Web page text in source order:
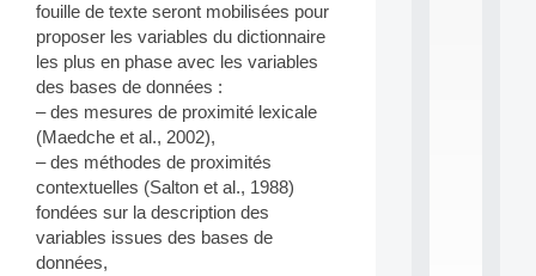
fouille de texte seront mobilisées pour
proposer les variables du dictionnaire
les plus en phase avec les variables
des bases de données :
– des mesures de proximité lexicale
(Maedche et al., 2002),
– des méthodes de proximités
contextuelles (Salton et al., 1988)
fondées sur la description des
variables issues des bases de
données,